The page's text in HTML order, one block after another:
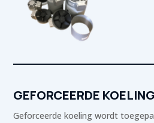
GEFORCEERDE KOELING
Geforceerde koeling wordt